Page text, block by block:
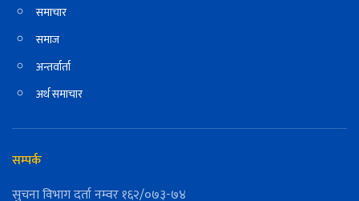
समाचार
समाज
अन्तर्वार्ता
अर्थ समाचार
सम्पर्क
सुचना विभाग दर्ता नम्वर १६२/०७३-७४